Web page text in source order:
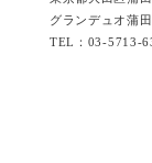
グランデュオ蒲
TEL：03-5713-